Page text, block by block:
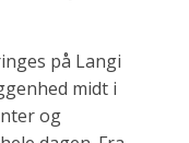
på Langi
midt i
og